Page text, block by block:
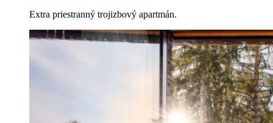
Extra priestranný trojizbový apartmán.